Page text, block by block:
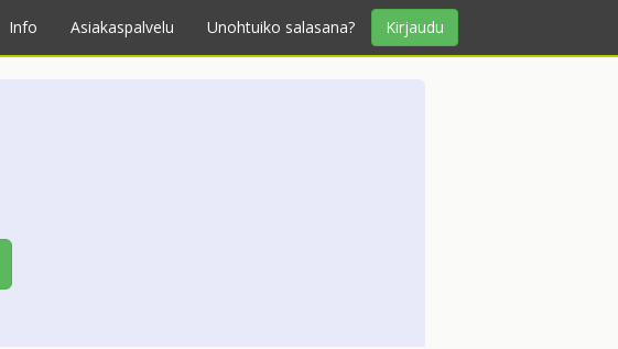
Info Asiakaspalvelu Unohtuiko salasana? Kirjaudu